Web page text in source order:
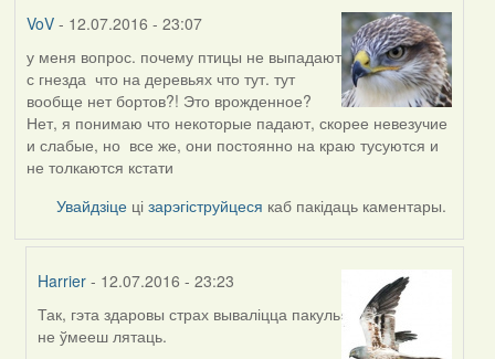
VoV- 12.07.2016 - 23:07
у меня вопрос. почему птицы не выпадают
с гнезда что на деревьях что тут. тут
вообще нет бортов?! Это врожденное?
Нет, я понимаю что некоторые падают, скорее невезучие
и слабые, но все же, они постоянно на краю тусуются и
не толкаются кстати
Увайдзіце цізарэгіструйцеся каб пакідаць каментары.
Harrier - 12.07.2016 - 23:23
In
reply
Так, гэта здаровы страх вываліцца пакуль
не ўмееш лятаць.